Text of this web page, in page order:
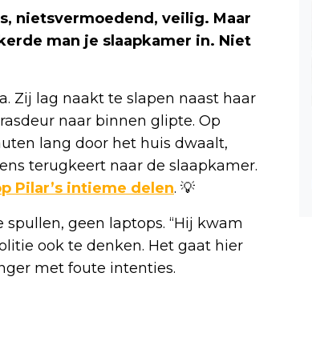
nietsvermoedend, veilig. Maar
man je slaapkamer in. Niet
Zij lag naakt te slapen naast haar
naar binnen glipte. Op
lang door het huis dwaalt,
terugkeert naar de slaapkamer.
Pilar’s intieme delen. 💡
geen laptops. “Hij kwam
ook te denken. Het gaat hier
met foute intenties.